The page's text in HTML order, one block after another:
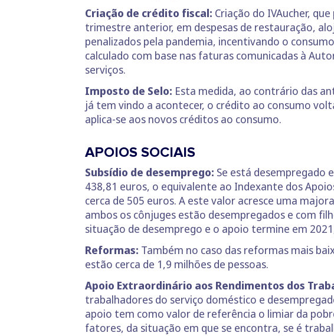
Criação de crédito fiscal: Criação do IVAucher,
trimestre anterior, em despesas de restauração,
penalizados pela pandemia, incentivando o
calculado com base nas faturas comunicadas à
serviços.
Imposto de Selo: Esta medida, ao contrário das
já tem vindo a acontecer, o crédito ao consumo
aplica-se aos novos créditos ao consumo.
APOIOS SOCIAIS
Subsídio de desemprego: Se está desempregado
438,81 euros, o equivalente ao Indexante dos
cerca de 505 euros. A este valor acresce uma
ambos os cônjuges estão desempregados e com
situação de desemprego e o apoio termine em
Reformas: Também no caso das reformas mais
estão cerca de 1,9 milhões de pessoas.
Apoio Extraordinário aos Rendimentos dos
trabalhadores do serviço doméstico e
apoio tem como valor de referência o limiar da
fatores, da situação em que se encontra, se é